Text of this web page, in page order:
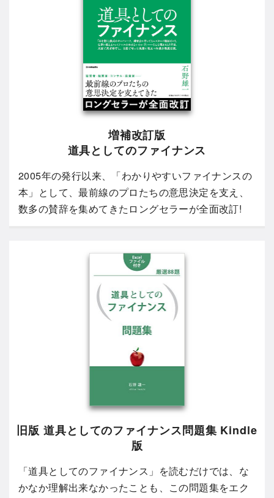
増補改訂版
道具としてのファイナンス
2005年の発行以来、「わかりやすいファイナンスの
本」として、最前線のプロたちの意思決定を支え、
数多の賛辞を集めてきたロングセラーが全面改訂!
旧版 道具としてのファイナンス問題集 Kindle
版
「道具としてのファイナンス」を読むだけでは、な
かなか理解出来なかったことも、この問題集をエク